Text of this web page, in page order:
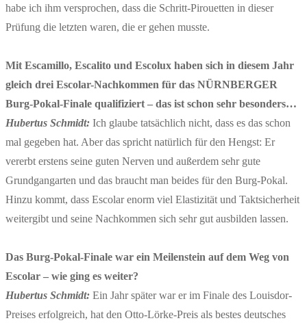
habe ich ihm versprochen, dass die Schritt-Pirouetten in dieser
Prüfung die letzten waren, die er gehen musste.
Mit Escamillo, Escalito und Escolux haben sich in diesem Jahr
gleich drei Escolar-Nachkommen für das NÜRNBERGER
Burg-Pokal-Finale qualifiziert – das ist schon sehr besonders…
Hubertus Schmidt: Ich glaube tatsächlich nicht, dass es das schon
mal gegeben hat. Aber das spricht natürlich für den Hengst: Er
vererbt erstens seine guten Nerven und außerdem sehr gute
Grundgangarten und das braucht man beides für den Burg-Pokal.
Hinzu kommt, dass Escolar enorm viel Elastizität und Taktsicherheit
weitergibt und seine Nachkommen sich sehr gut ausbilden lassen.
Das Burg-Pokal-Finale war ein Meilenstein auf dem Weg von
Escolar – wie ging es weiter?
Hubertus Schmidt: Ein Jahr später war er im Finale des Louisdor-
Preises erfolgreich, hat den Otto-Lörke-Preis als bestes deutsches